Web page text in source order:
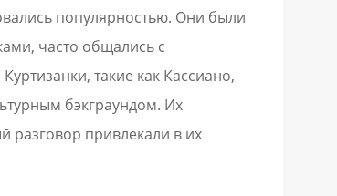
популярностью. Они были
часто общались с
такие как Кассиано,
бэкграундом. Их
разговор привлекали в их